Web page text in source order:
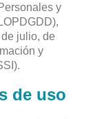
y
julio, de
y
de uso